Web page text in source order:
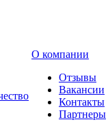
О компании
Отзывы
Вакансии
Контакты
Партнеры